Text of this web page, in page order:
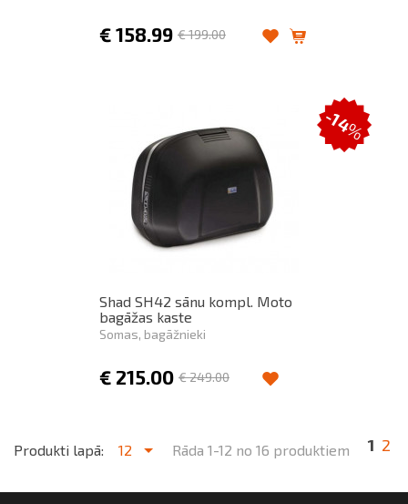
€ 158.99 €199.00
Shad SH42 sānu kompl. Moto
bagāžas kaste
Somas, bagāžnieki
€ 215.00 €249.00
-14%
Produkti lapā: 12 Rāda 1-12 no 16 produktiem 1 2